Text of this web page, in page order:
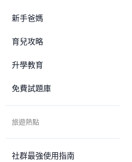
新手爸媽
育兒攻略
升學教育
免費試題庫
旅遊熱點
社群最強使用指南